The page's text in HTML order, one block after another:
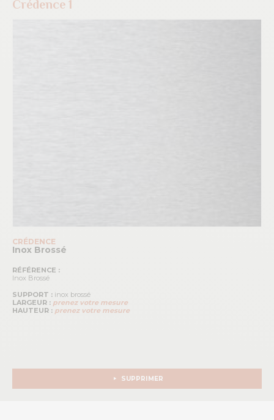
Crédence 1
CRÉDENCE
Inox Brossé
RÉFÉRENCE :
Inox Brossé
SUPPORT : inox brossé
LARGEUR : prenez votre mesure
HAUTEUR : prenez votre mesure
SUPPRIMER